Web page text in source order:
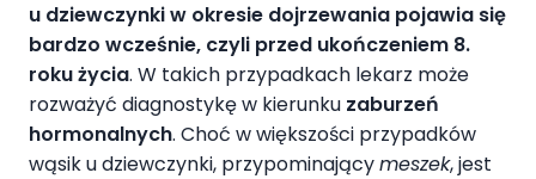
u dziewczynki w okresie dojrzewania pojawia się
bardzo wcześnie, czyli przed ukończeniem 8.
roku życia. W takich przypadkach lekarz może
rozważyć diagnostykę w kierunku zaburzeń
hormonalnych. Choć w większości przypadków
wąsik u dziewczynki, przypominającymeszek, jest